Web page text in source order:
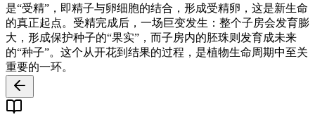
是“受精”，即精子与卵细胞的结合，形成受精卵，这是新生命
的真正起点。受精完成后，一场巨变发生：整个子房会发育膨
大，形成保护种子的“果实”，而子房内的胚珠则发育成未来
的“种子”。这个从开花到结果的过程，是植物生命周期中至关
重要的一环。